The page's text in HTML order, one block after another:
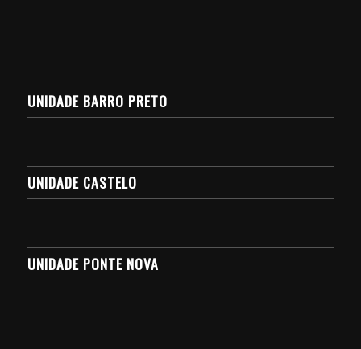
UNIDADE BARRO PRETO
UNIDADE CASTELO
UNIDADE PONTE NOVA